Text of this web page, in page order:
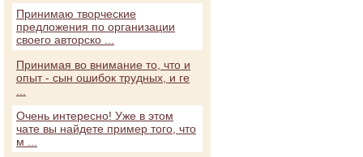
Принимаю творческие
предложения по организации
своего авторско ...
Принимая во внимание то, что и
опыт - сын ошибок трудных, и ге
Очень интересно! Уже в этом
чате вы найдете пример того, что
м ...